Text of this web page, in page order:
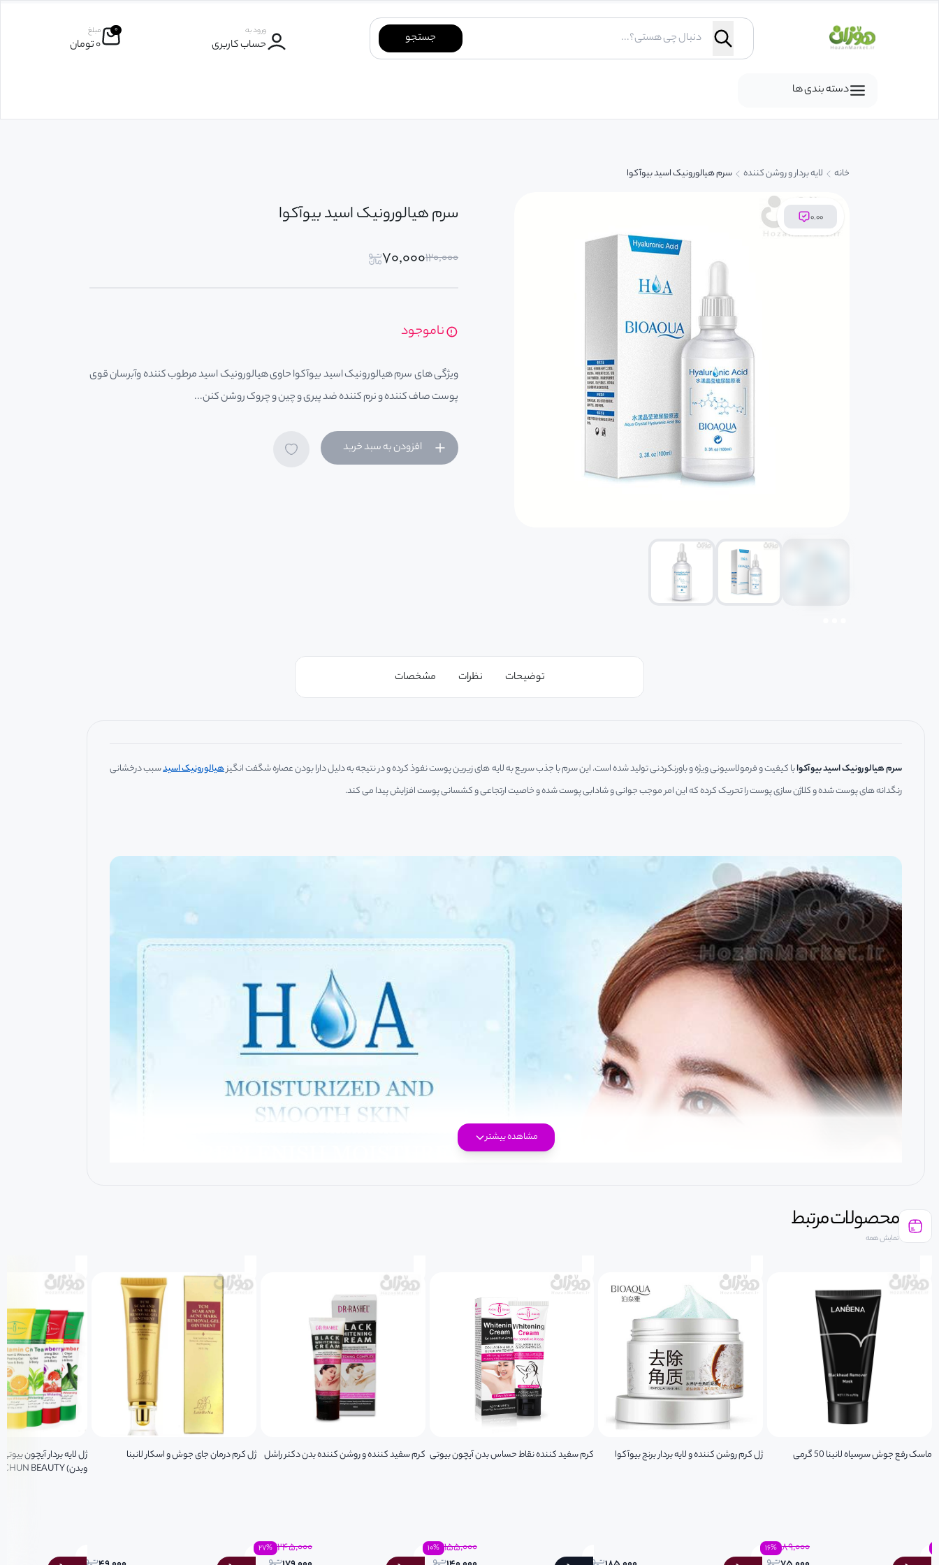
جستجو ورود به
حساب کاربری
۰ مبلغ
۰تومان
دسته بندی ها
خانه لایه بردار و روشن کننده سرم هیالورونیک اسید بیوآکوا
۰.۰۰ سرم هیالورونیک اسید بیوآکوا
۱۲۰,۰۰۰۷۰,۰۰۰
ناموجود
ویژگی های سرم هیالورونیک اسید بیوآکوا حاوی هیالورونیک اسید مرطوب کننده وآبرسان قوی
پوست صاف کننده و نرم کننده ضد پیری و چین و چروک روشن کنن...
افزودن به سبد خرید
توضیحات نظرات مشخصات
سرم هیالورونیک اسید بیوآکوابا کیفیت و فرمولاسیونی ویژه و باورنکردنی تولید شده است. این سرم با جذب سریع به لایه های زیرین پوست نفوذ کرده و در نتیجه به دلیل دارا بودن عصاره شگفت انگیزهیالورونیک اسیدسبب درخشانی
رنگدانه های پوست شده و کلاژن سازی پوست را تحریک کرده که این امر موجب جوانی و شادابی پوست شده و خاصیت ارتجاعی و کشسانی پوست افزایش پیدا می کند.
مشاهده بیشتر
محصولات مرتبط
نمایش همه
ماسک رفع جوش سرسیاه لانبنا 50 گرمی ژل کرم روشن کننده و لایه بردار برنج بیوآکوا
۸۹,۰۰۰ ۱۶%
کرم سفید کننده نقاط حساس بدن آیچون بیوتی کرم سفید کننده و روشن کننده بدن دکتر راشل
۱۵۵,۰۰۰ ۱۰%
ژل کرم درمان جای جوش و اسکار لانبنا
۲۴۵,۰۰۰ ۲۷%
ژل لایه بردار آیچون
وبدن) AICHUN BEAUTY